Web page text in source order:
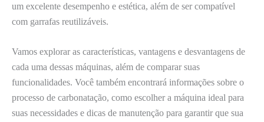
um excelente desempenho e estética, além de ser compatível
com garrafas reutilizáveis.
Vamos explorar as características, vantagens e desvantagens de
cada uma dessas máquinas, além de comparar suas
funcionalidades. Você também encontrará informações sobre o
processo de carbonatação, como escolher a máquina ideal para
suas necessidades e dicas de manutenção para garantir que sua